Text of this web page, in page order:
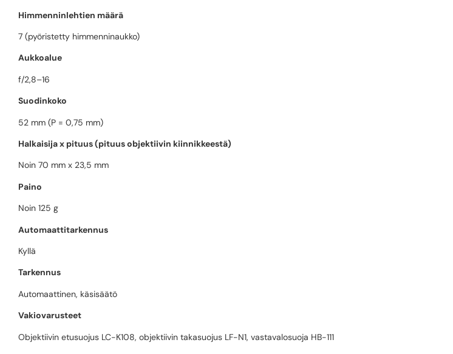
Himmenninlehtien määrä
7 (pyöristetty himmenninaukko)
Aukkoalue
f/2,8–16
Suodinkoko
52 mm (P = 0,75 mm)
Halkaisija x pituus (pituus objektiivin kiinnikkeestä)
Noin 70 mm x 23,5 mm
Paino
Noin 125 g
Automaattitarkennus
Kyllä
Tarkennus
Automaattinen, käsisäätö
Vakiovarusteet
Objektiivin etusuojus LC-K108, objektiivin takasuojus LF-N1, vastavalosuoja HB-111